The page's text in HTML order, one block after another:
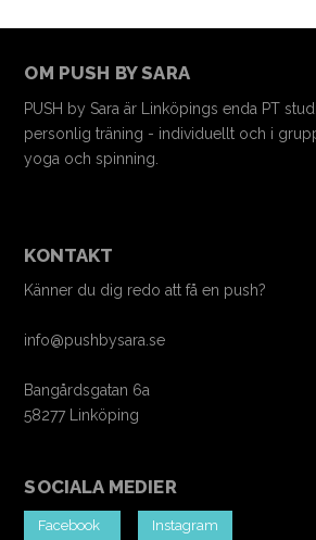
OM PUSH BY SARA
PUSH by Sara är Linköpings enda PT
personlig träning - individuellt och i
yoga och spinning.
KONTAKT
Känner du dig redo att få en push?
info@pushbysara.se
Bangårdsgatan 6a
58277 Linköping
SOCIALA MEDIER
Facebook Instagram